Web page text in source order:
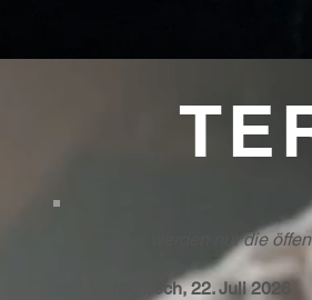
Hier werden nur die
Mittwoch, 22. Juli 2026